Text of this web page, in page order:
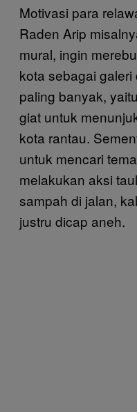
Motivasi para
Raden Arip
mural, ingin
kota sebagai
paling banyak,
giat untuk
kota rantau.
untuk mencari
melakukan aksi
sampah di jalan,
justru dicap aneh.